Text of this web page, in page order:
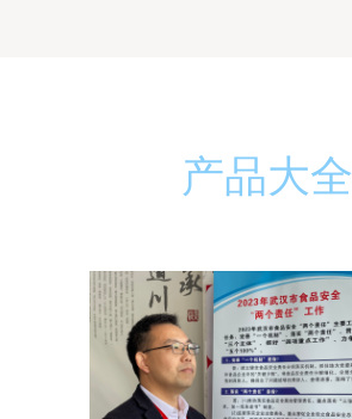
产品大全